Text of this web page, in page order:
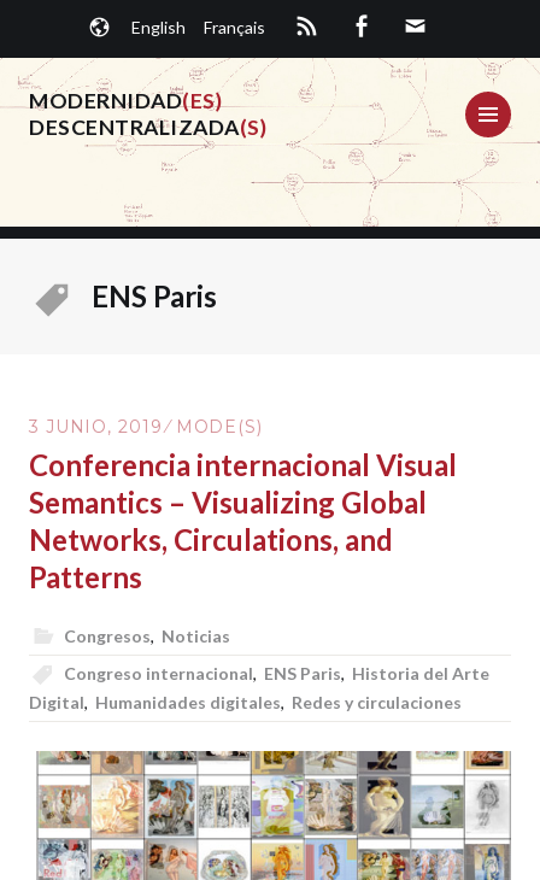
contenido.
English Français
MODERNIDAD(ES)
DESCENTRALIZADA(S)
ENS Paris
3 JUNIO, 2019 MODE(S)
Conferencia internacional Visual
Semantics – Visualizing Global
Networks, Circulations, and
Patterns
Congresos, Noticias
Congreso internacional, ENS Paris, Historia del Arte
Digital, Humanidades digitales, Redes y circulaciones